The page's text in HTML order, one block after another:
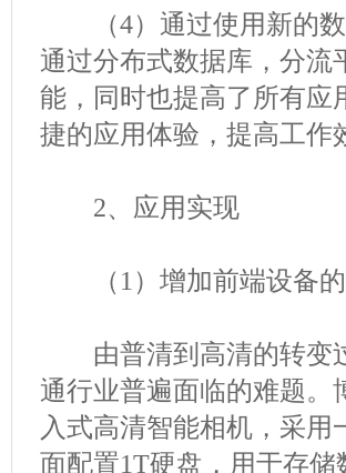
（4）通过使用新的数
通过分布式数据库，分流
能，同时也提高了所有应
捷的应用体验，提高工作
2、应用实现
（1）增加前端设备的
由普清到高清的转变
通行业普遍面临的难题。
入式高清智能相机，采
面配置1T硬盘，用于存